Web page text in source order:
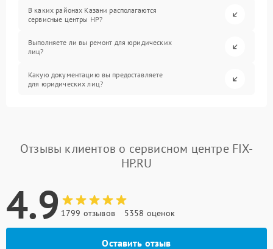
В каких районах Казани располагаются
сервисные центры HP?
Выполняете ли вы ремонт для юридических
лиц?
Какую документацию вы предоставляете
для юридических лиц?
Отзывы клиентов о сервисном центре FIX-
HP.RU
4.9 1799 отзывов 5358 оценок
Оставить отзыв